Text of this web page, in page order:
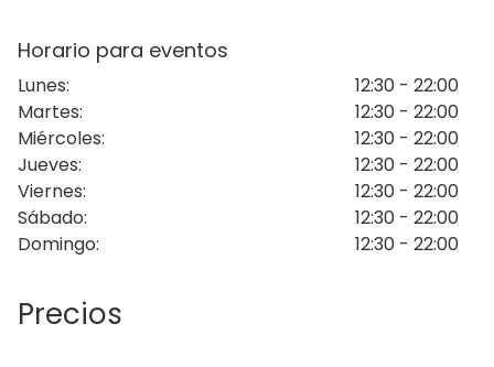
está disponible todos los días a partir de las 12:30
p.m. hasta 22:00 pm. Es un lugar ideal para cocktails
al atardecer, celebraciones privadas,
presentaciones de empresa, brunchs, afterworks y
reuniones informales.
El alojamiento ofrece su propia propuesta
gastronómica para acompañar los eventos, pero
también está abierto a la opción de catering
necesidades del cliente.
Horario para eventos
Lunes:
12:30 - 22:00
Martes:
12:30 - 22:00
Miércoles:
12:30 - 22:00
Jueves:
12:30 - 22:00
Viernes:
12:30 - 22:00
Sábado:
12:30 - 22:00
Domingo: 12:30 - 22:00
Precios